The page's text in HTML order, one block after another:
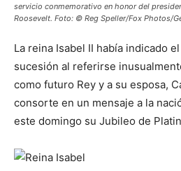
servicio conmemorativo en honor del
Roosevelt. Foto: © Reg Speller/Fox Photos/
La reina Isabel II había indicado
sucesión al referirse
como futuro Rey y a su esposa,
consorte en un mensaje a la
este domingo su Jubileo de